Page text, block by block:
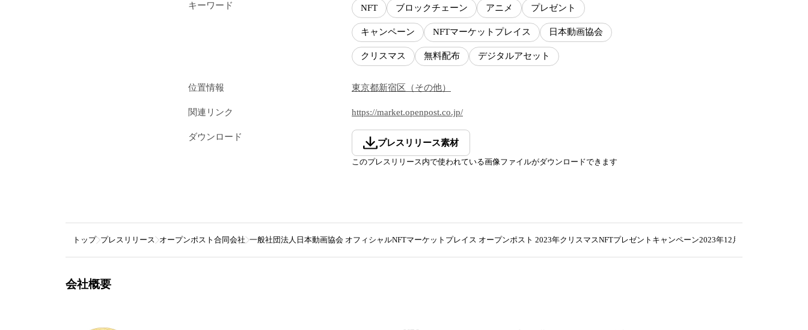
キーワード NFT ブロックチェーン アニメ プレゼント
キャンペーン NFTマーケットプレイス 日本動画協会
クリスマス 無料配布 デジタルアセット
位置情報 東京都新宿区 （その他）
関連リンク https://market.openpost.co.jp/
ダウンロード
プレスリリース素材
このプレスリリース内で使われている画像ファイルがダウンロードできます
トップ プレスリリース オープンポスト合同会社 一般社団法人日本動画協会 オフィシャルNFTマーケットプレイス オープンポスト 2023年クリスマスNFTプレゼントキャンペーン2023年12月23日（土）～12月
会社概要